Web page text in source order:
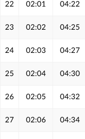
22 02:01 04:22
23 02:02 04:25
24 02:03 04:27
25 02:04 04:30
26 02:05 04:32
27 02:06 04:34